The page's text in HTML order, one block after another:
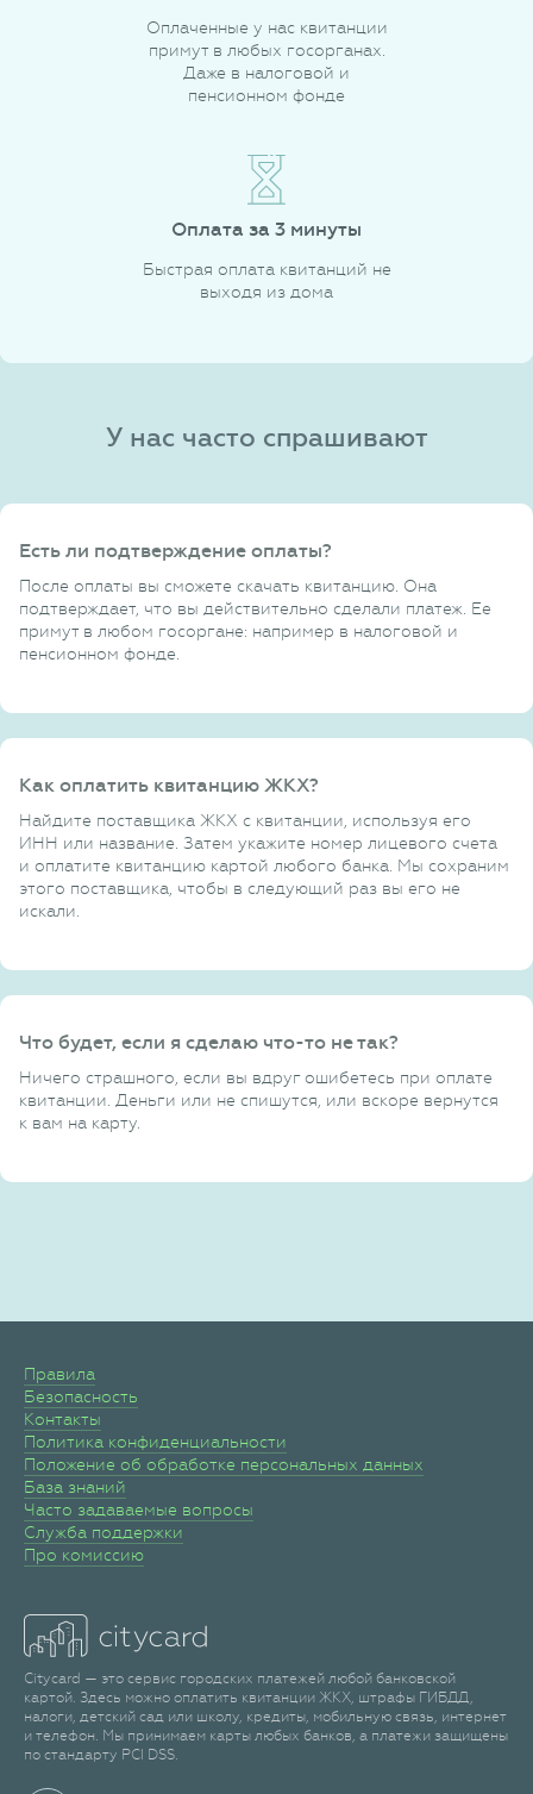
Оплаченные у нас квитанции
примут в любых госорганах.
Даже в налоговой и
пенсионном фонде
Оплата за 3 минуты
Быстрая оплата квитанций не
выходя из дома
У нас часто спрашивают
Есть ли подтверждение оплаты?
После оплаты вы сможете скачать квитанцию. Она
подтверждает, что вы действительно сделали платеж. Ее
примут в любом госоргане: например в налоговой и
пенсионном фонде.
Как оплатить квитанцию ЖКХ?
Найдите поставщика ЖКХ с квитанции, используя его
ИНН или название. Затем укажите номер лицевого счета
и оплатите квитанцию картой любого банка. Мы сохраним
этого поставщика, чтобы в следующий раз вы его не
искали.
Что будет, если я сделаю что-то не так?
Ничего страшного, если вы вдруг ошибетесь при оплате
квитанции. Деньги или не спишутся, или вскоре вернутся
к вам на карту.
Правила
Безопасность
Контакты
Политика конфиденциальности
Положение об обработке персональных данных
База знаний
Часто задаваемые вопросы
Служба поддержки
Про комиссию
Citycard — это сервис городских платежей любой банковской
картой. Здесь можно оплатить квитанции ЖКХ, штрафы ГИБДД,
налоги, детский сад или школу, кредиты, мобильную связь, интернет
и телефон. Мы принимаем карты любых банков, а платежи защищены
по стандарту PCI DSS.